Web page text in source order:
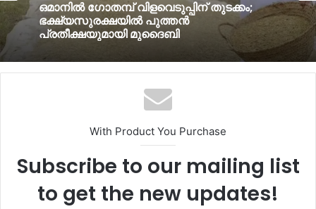
April 10, 2026
ഒമാനില്‍ ഗോതമ്പ് വിളവെടുപ്പിന് തുടക്കം;
ഭക്ഷ്യസുരക്ഷയില്‍ പുത്തൻ
പ്രതീക്ഷയുമായി മുദൈബി
April 10, 2026
ഒമാനില്‍ മഴയ്ക്ക് സാധ്യത; വടക്കൻ
ഗവര്‍ണറേറ്റുകളില്‍ ജാഗ്രതാ നിര്‍ദ്ദേശം
With Product You Purchase
Subscribe to our mailing list
to get the new updates!